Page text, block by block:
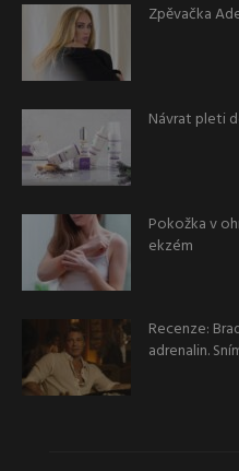
Zpěvačka
Návrat pleti
Pokožka v
ekzém
Recenze:
adrenalin.